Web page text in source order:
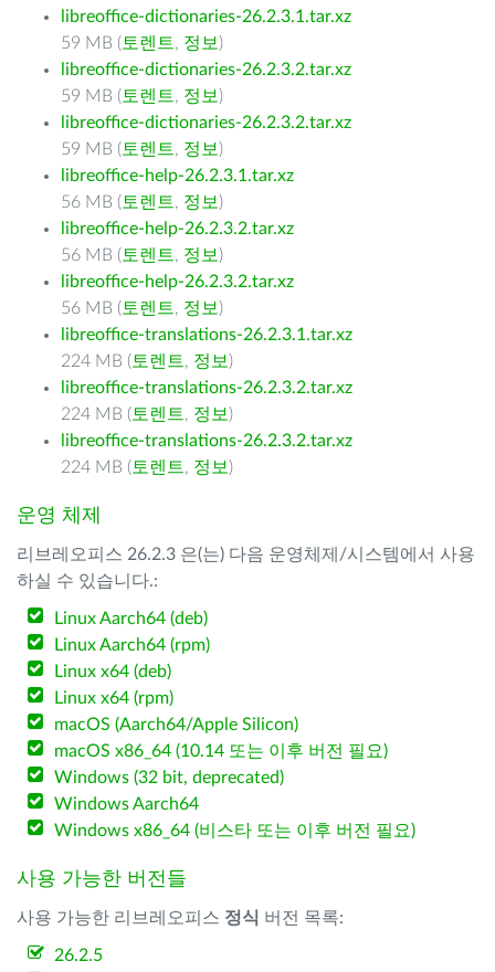
libreoffice-dictionaries-26.2.3.1.tar.xz
59 MB ( 토렌트, 정보 )
libreoffice-dictionaries-26.2.3.2.tar.xz
59 MB ( 토렌트, 정보 )
libreoffice-dictionaries-26.2.3.2.tar.xz
59 MB ( 토렌트, 정보 )
libreoffice-help-26.2.3.1.tar.xz
56 MB ( 토렌트, 정보 )
libreoffice-help-26.2.3.2.tar.xz
56 MB ( 토렌트, 정보 )
libreoffice-help-26.2.3.2.tar.xz
56 MB ( 토렌트, 정보 )
libreoffice-translations-26.2.3.1.tar.xz
224 MB ( 토렌트, 정보 )
libreoffice-translations-26.2.3.2.tar.xz
224 MB ( 토렌트, 정보 )
libreoffice-translations-26.2.3.2.tar.xz
224 MB ( 토렌트, 정보 )
운영 체제
리브레오피스 26.2.3 은(는) 다음 운영체제/시스템에서 사용
하실 수 있습니다.:
Linux Aarch64 (deb)
Linux Aarch64 (rpm)
Linux x64 (deb)
Linux x64 (rpm)
macOS (Aarch64/Apple Silicon)
macOS x86_64 (10.14 또는 이후 버전 필요)
Windows (32 bit, deprecated)
Windows Aarch64
Windows x86_64 (비스타 또는 이후 버전 필요)
사용 가능한 버전들
사용 가능한 리브레오피스 정식 버전 목록:
26.2.5